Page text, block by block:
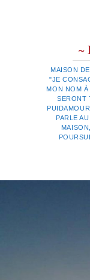
~
MAISON
"JE
MON NOM
SERONT
PARLE